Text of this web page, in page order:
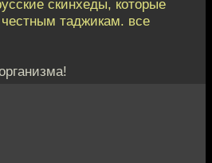
скинхеды, которые
таджикам. все